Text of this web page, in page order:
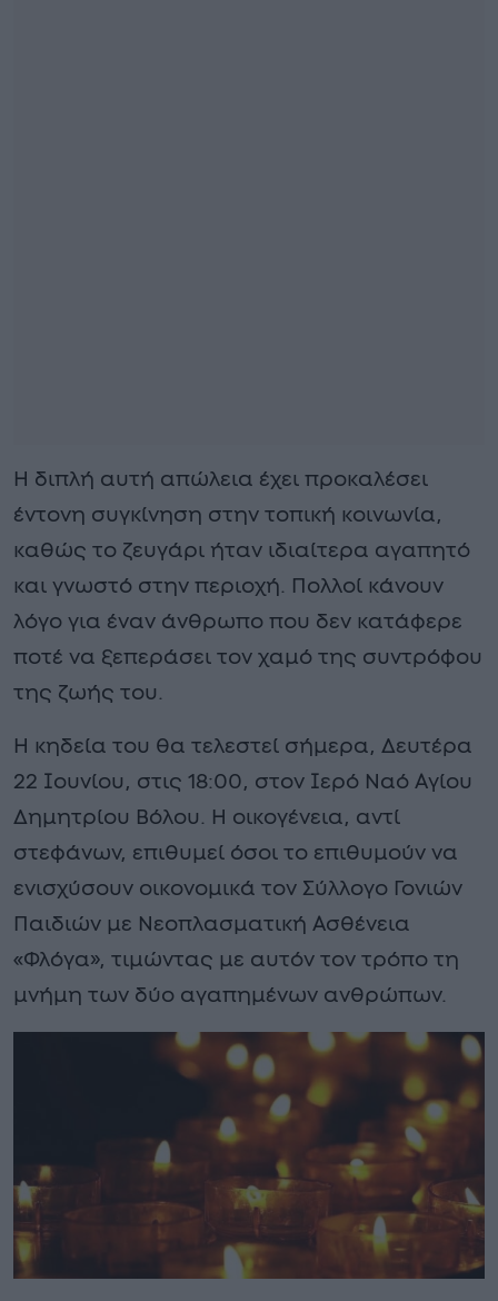
Η διπλή αυτή απώλεια έχει προκαλέσει
έντονη συγκίνηση στην τοπική κοινωνία,
καθώς το ζευγάρι ήταν ιδιαίτερα αγαπητό
και γνωστό στην περιοχή. Πολλοί κάνουν
λόγο για έναν άνθρωπο που δεν κατάφερε
ποτέ να ξεπεράσει τον χαμό της συντρόφου
της ζωής του.
Η κηδεία του θα τελεστεί σήμερα, Δευτέρα
22 Ιουνίου, στις 18:00, στον Ιερό Ναό Αγίου
Δημητρίου Βόλου. Η οικογένεια, αντί
στεφάνων, επιθυμεί όσοι το επιθυμούν να
ενισχύσουν οικονομικά τον Σύλλογο Γονιών
Παιδιών με Νεοπλασματική Ασθένεια
«Φλόγα», τιμώντας με αυτόν τον τρόπο τη
μνήμη των δύο αγαπημένων ανθρώπων.